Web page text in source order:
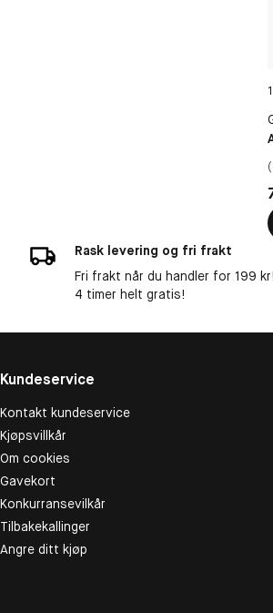
Rask levering og fri frakt
Fri frakt når du handler for 199
4 timer helt gratis!
Kundeservice
Kontakt kundeservice
Kjøpsvillkår
Om cookies
Gavekort
Konkurransevilkår
Tilbakekallinger
Angre ditt kjøp